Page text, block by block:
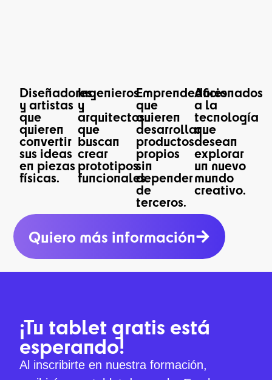
Diseñadores
y artistas
que
quieren
convertir
sus ideas
en piezas
físicas.
Ingenieros
y
arquitectos
que
buscan
crear
prototipos
funcionales.
Emprendedores
que
quieren
desarrollar
productos
propios
sin
depender
de
terceros.
Aficionados
a la
tecnología
que
desean
explorar
un nuevo
mundo
creativo.
Quiero más información
¡Tu tablet gratis está
esperando!
Al inscribirte en nuestra formación,